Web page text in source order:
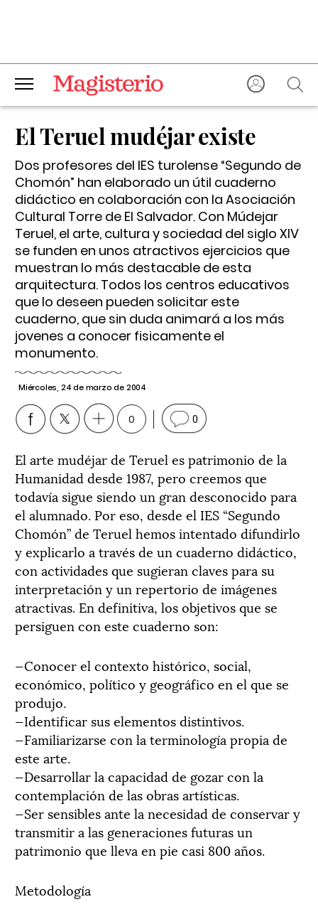
El Teruel mudéjar existe
Dos profesores del IES turolense “Segundo de
Chomón” han elaborado un útil cuaderno
didáctico en colaboración con la Asociación
Cultural Torre de El Salvador. Con Múdejar
Teruel, el arte, cultura y sociedad del siglo XIV
se funden en unos atractivos ejercicios que
muestran lo más destacable de esta
arquitectura. Todos los centros educativos
que lo deseen pueden solicitar este
cuaderno, que sin duda animará a los más
jovenes a conocer fisicamente el
monumento.
Miércoles, 24 de marzo de 2004
0 0
El arte mudéjar de Teruel es patrimonio de la
Humanidad desde 1987, pero creemos que
todavía sigue siendo un gran desconocido para
el alumnado. Por eso, desde el IES “Segundo
Chomón” de Teruel hemos intentado difundirlo
y explicarlo a través de un cuaderno didáctico,
con actividades que sugieran claves para su
interpretación y un repertorio de imágenes
atractivas. En definitiva, los objetivos que se
persiguen con este cuaderno son:
—Conocer el contexto histórico, social,
económico, político y geográfico en el que se
produjo.
—Identificar sus elementos distintivos.
—Familiarizarse con la terminología propia de
este arte.
—Desarrollar la capacidad de gozar con la
contemplación de las obras artísticas.
—Ser sensibles ante la necesidad de conservar y
transmitir a las generaciones futuras un
patrimonio que lleva en pie casi 800 años.
Metodología